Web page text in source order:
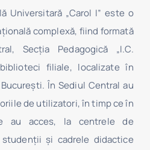
Universitară „Carol I” este o
complexă, fiind formată
Secţia Pedagogică „I.C.
filiale, localizate în
În Sediul Central au
de utilizatori, în timp ce în
au acces, la centrele de
şi cadrele didactice